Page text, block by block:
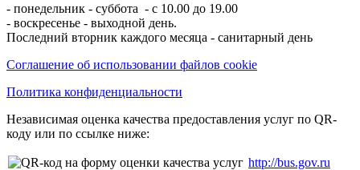
- понедельник - суббота - с 10.00 до 19.00
- воскресенье - выходной день.
Последний вторник каждого месяца - санитарный день
Соглашение об использовании файлов cookie
Политика конфиденциальности
Независимая оценка качества предоставления услуг по QR-
коду или по ссылке ниже:
http://bus.gov.ru